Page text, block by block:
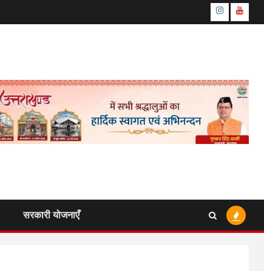
Instagram
सरकारी योजनाएँ